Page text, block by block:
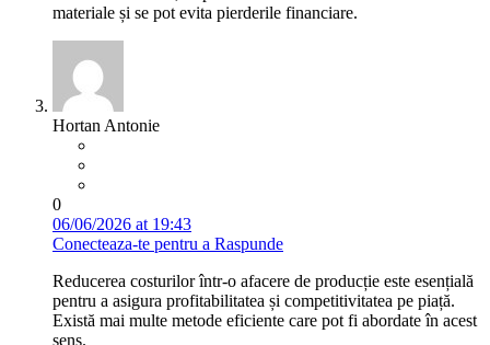
materiale și se pot evita pierderile financiare.
Hortan Antonie
0
06/06/2026 at 19:43
Conecteaza-te pentru a Raspunde
Reducerea costurilor într-o afacere de producție este esențială
pentru a asigura profitabilitatea și competitivitatea pe piață.
Există mai multe metode eficiente care pot fi abordate în acest
sens.